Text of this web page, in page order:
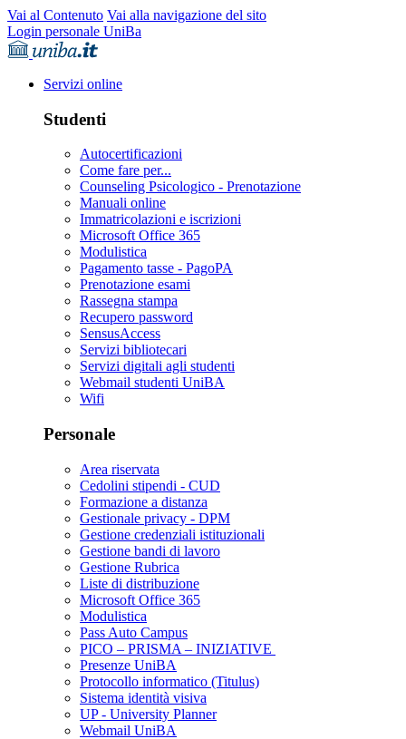
Vai al Contenuto Vai alla navigazione del sito
Login personale UniBa
Servizi online
Studenti
Autocertificazioni
Come fare per...
Counseling Psicologico - Prenotazione
Manuali online
Immatricolazioni e iscrizioni
Microsoft Office 365
Modulistica
Pagamento tasse - PagoPA
Prenotazione esami
Rassegna stampa
Recupero password
SensusAccess
Servizi bibliotecari
Servizi digitali agli studenti
Webmail studenti UniBA
Wifi
Personale
Area riservata
Cedolini stipendi - CUD
Formazione a distanza
Gestionale privacy - DPM
Gestione credenziali istituzionali
Gestione bandi di lavoro
Gestione Rubrica
Liste di distribuzione
Microsoft Office 365
Modulistica
Pass Auto Campus
PICO – PRISMA – INIZIATIVE
Presenze UniBA
Protocollo informatico (Titulus)
Sistema identità visiva
UP - University Planner
Webmail UniBA